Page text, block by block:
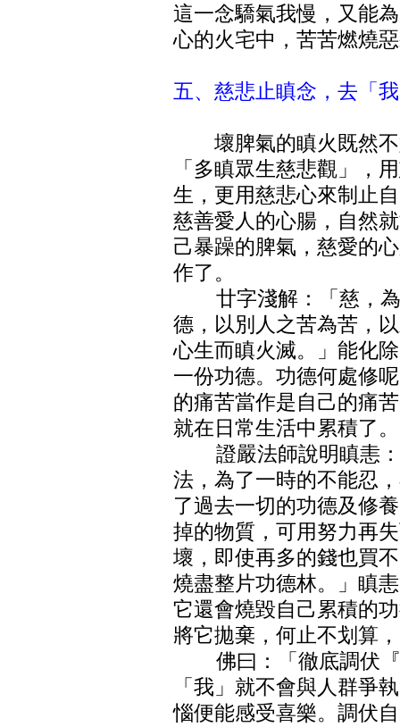
這一念驕氣我慢，又能
心的火宅中，苦苦燃燒
五、慈悲止瞋念，去「
壞脾氣的瞋火既然不
「多瞋眾生慈悲觀」，
生，更用慈悲心來制止
慈善愛人的心腸，自然
己暴躁的脾氣，慈愛的
作了。
廿字淺解：「慈，為
德，以別人之苦為苦，
心生而瞋火滅。」能化
一份功德。功德何處修
的痛苦當作是自己的痛
就在日常生活中累積了。
證嚴法師說明瞋恚：
法，為了一時的不能忍
了過去一切的功德及修
掉的物質，可用努力再
壞，即使再多的錢也買
燒盡整片功德林。」瞋
它還會燒毀自己累積的
將它拋棄，何止不划算
佛曰：「徹底調伏『
「我」就不會與人群爭
惱便能感受喜樂。調伏